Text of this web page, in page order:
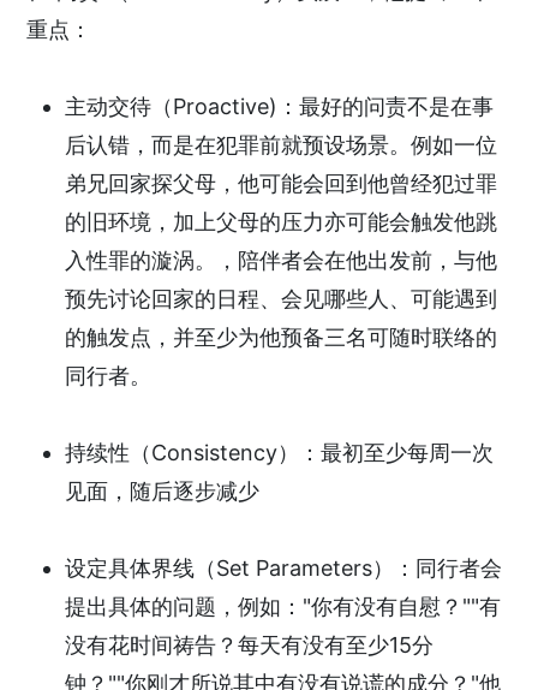
重点：
主动交待（Proactive)：最好的问责不是在事
后认错，而是在犯罪前就预设场景。例如一位
弟兄回家探父母，他可能会回到他曾经犯过罪
的旧环境，加上父母的压力亦可能会触发他跳
入性罪的漩涡。，陪伴者会在他出发前，与他
预先讨论回家的日程、会见哪些人、可能遇到
的触发点，并至少为他预备三名可随时联络的
同行者。
持续性（Consistency）：最初至少每周一次
见面，随后逐步减少
设定具体界线（Set Parameters）：同行者会
提出具体的问题，例如："你有没有自慰？""有
没有花时间祷告？每天有没有至少15分
钟？""你刚才所说其中有没有说谎的成分？"他